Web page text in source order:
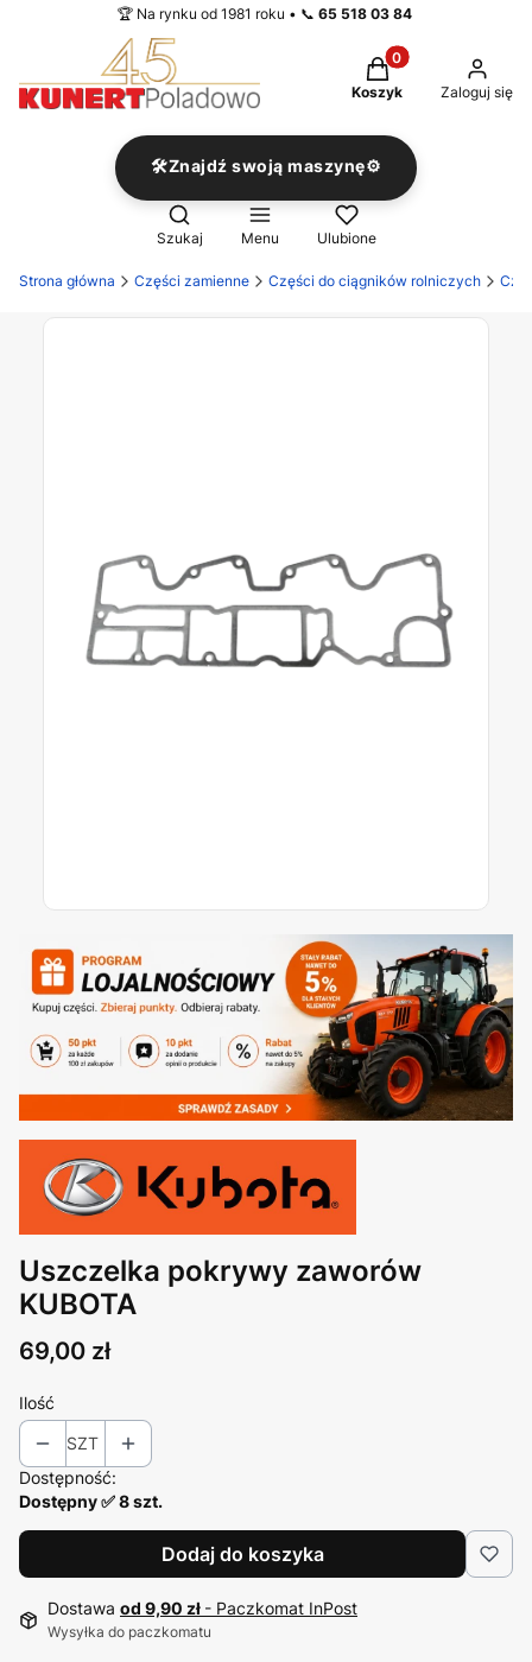
🏆 Na rynku od 1981 roku • 📞 65 518 03 84
Produkty w
Koszyk Zaloguj się
🛠️Znajdź swoją maszynę⚙️
Otwórz wyszukiwarkę
Szukaj Menu Ulubione
Strona główna Części zamienne Części do ciągników rolniczych
Uszczelka pokrywy zaworów
KUBOTA
Cena
69,00 zł
Ilość
SZT
Dostępność:
Dostępny ✅ 8 szt.
Dodaj do koszyka
Dostawa od 9,90 zł - Paczkomat InPost
Wysyłka do paczkomatu